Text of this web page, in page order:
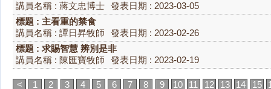
講員名稱 : 蔣文忠博士 發表日期 : 2023-03-05
標題 : 主看重的禁食
講員名稱 : 譚日昇牧師
發表日期 : 2023-02-26
標題 : 求賜智慧 辨別是非
講員名稱 : 陳匯寶牧師
發表日期 : 2023-02-19
< 1 2 3 4 5 6 7 8 9 10 11 12 13 14 15